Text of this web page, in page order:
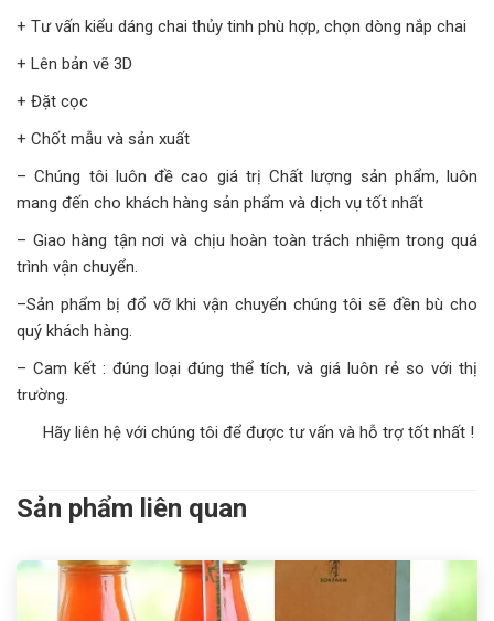
+ Tư vấn kiểu dáng chai thủy tinh phù hợp, chọn dòng nắp chai
+ Lên bản vẽ 3D
+ Đặt cọc
+ Chốt mẫu và sản xuất
– Chúng tôi luôn đề cao giá trị Chất lượng sản phẩm, luôn
mang đến cho khách hàng sản phẩm và dịch vụ tốt nhất
– Giao hàng tận nơi và chịu hoàn toàn trách nhiệm trong quá
trình vận chuyển.
–Sản phẩm bị đổ vỡ khi vận chuyển chúng tôi sẽ đền bù cho
quý khách hàng.
– Cam kết : đúng loại đúng thể tích, và giá luôn rẻ so với thị
trường.
Hãy liên hệ với chúng tôi để được tư vấn và hỗ trợ tốt nhất !
Sản phẩm liên quan